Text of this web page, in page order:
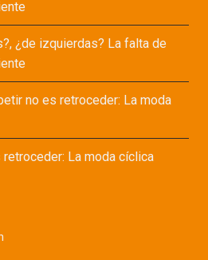
¿de izquierdas? La falta de
no es retroceder: La moda
retroceder: La moda cíclica